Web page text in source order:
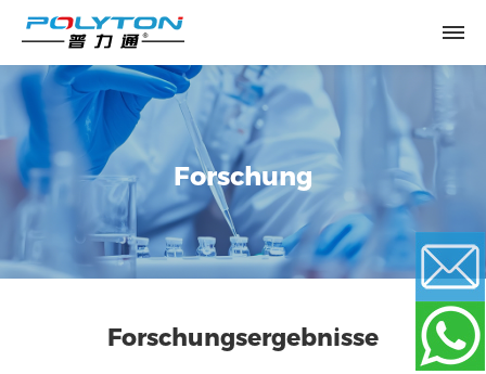
Forschung
Forschungsergebnisse Email